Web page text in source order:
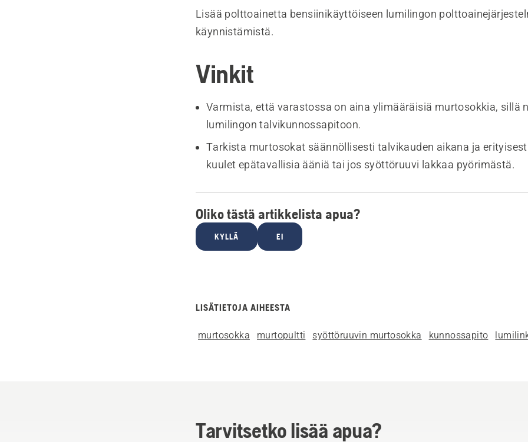
Lisää polttoainetta bensiinikäyttöiseen lumilingon
käynnistämistä.
Vinkit
Varmista, että varastossa on aina ylimääräisiä murtosokkia, sillä
lumilingon talvikunnossapitoon.
Tarkista murtosokat säännöllisesti talvikauden aikana ja
kuulet epätavallisia ääniä tai jos syöttöruuvi lakkaa pyörimästä.
Oliko tästä artikkelista apua?
KYLLÄ EI
LISÄTIETOJA AIHEESTA
murtosokka murtopultti syöttöruuvin murtosokka kunnossapito
Tarvitsetko lisää apua?